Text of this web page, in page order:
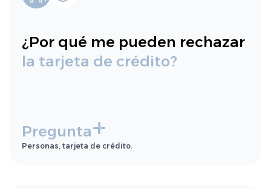
¿Por qué me pueden rechazar
la tarjeta de crédito?
Pregunta
Personas, tarjeta de crédito.